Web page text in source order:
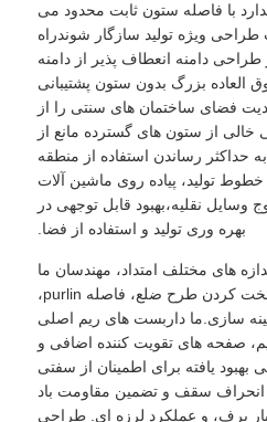
با فاصله ستون ثابت محدود می
طراحی ویژه تولید سازگار شوندراه
دامنه انعطاف پذیر از دامنه
العاده بزرگ بدون ستون پشتیبانی
فضای ساختمان های سنتی را از
از ستون های گسترده مانع از
رساندن استفاده از منطقه
تولید، پیاده روی ماشین آلات
وسایل نقلیه،بهبود قابل توجهی در
بهره وری تولید و استفاده از فضا.
های مختلف امتداد، مهندسان ما
خواهد بخش قطب فولادی، سخت کردن طرح ضلع، فاصله purlin،
سازی.ما داربست های ریم اصلی
صفحه های تقویت کننده اضافی و
بهبود یافته برای اطمینان از سفتی
انحراف سقف و تضمین مقاومت باد
برف، و عملکرد لرزه ای. طراحی